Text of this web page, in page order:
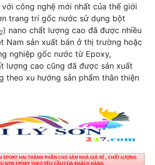
với công nghệ mới nhất của thế giới
trang trí gốc nước sử dụng bột
2) nano chất lượng cao đã được nhiều
Nam sản xuất bán ở thị trường hoặc
nghiệp gốc nước từ Epoxy,
lượng cao cũng đã được sản xuất
theo xu hướng sản phẩm thân thiện